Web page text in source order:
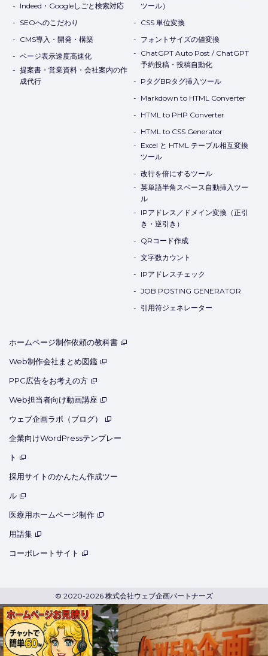
Indeed・Googleしごと検索対応
SEOへのこだわり
CMS導入・開発・構築
ページ表示速度高速化
提案書・営業資料・会社案内の作
成代行
ツール）
CSS 単位変換
フォントサイズの値変換
ChatGPT Auto Post / ChatGPT
予約投稿・投稿自動化
PタグBRタグ挿入ツール
Markdown to HTML Converter
HTML to PHP Converter
HTML to CSS Generator
Excel と HTML テーブル相互変換
ツール
改行を倍にするツール
英単語半角スペース自動挿入ツー
ル
IPアドレス／ドメイン変換（正引
き・逆引き）
QRコード作成
文字数カウント
IPアドレスチェック
JOB POSTING GENERATOR
引用符ジェネレーター
ホームページ制作依頼の教科書
Web制作会社まとめ図鑑
PPC広告をお考えの方
Web担当者向け動画講座
ウェブ企画ラボ（ブログ）
企業向けWordPressテンプレー
ト
採用サイトのかんたん作成ツー
ル
医療用ホームページ制作
用語集
コーポレートサイト
© 2020-2026 株式会社ウェブ企画パートナーズ